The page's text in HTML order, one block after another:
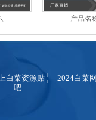
产品名
白菜资源贴
吧
2024白菜网